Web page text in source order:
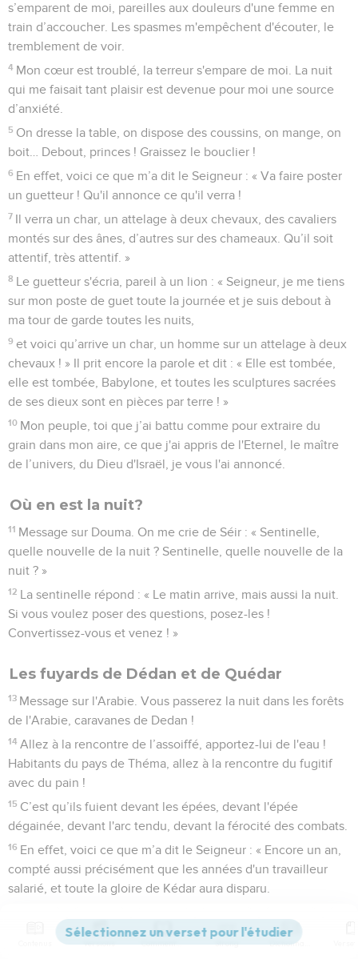
s’emparent de moi, pareilles aux douleurs d'une femme en
train d’accoucher. Les spasmes m'empêchent d'écouter, le
tremblement de voir.
4 Mon cœur est troublé, la terreur s'empare de moi. La nuit
qui me faisait tant plaisir est devenue pour moi une source
d’anxiété.
5 On dresse la table, on dispose des coussins, on mange, on
boit… Debout, princes ! Graissez le bouclier !
6 En effet, voici ce que m’a dit le Seigneur : « Va faire poster
un guetteur ! Qu'il annonce ce qu'il verra !
7 Il verra un char, un attelage à deux chevaux, des cavaliers
montés sur des ânes, d’autres sur des chameaux. Qu’il soit
attentif, très attentif. »
8 Le guetteur s'écria, pareil à un lion : « Seigneur, je me tiens
sur mon poste de guet toute la journée et je suis debout à
ma tour de garde toutes les nuits,
9 et voici qu’arrive un char, un homme sur un attelage à deux
chevaux ! » Il prit encore la parole et dit : « Elle est tombée,
elle est tombée, Babylone, et toutes les sculptures sacrées
de ses dieux sont en pièces par terre ! »
10 Mon peuple, toi que j’ai battu comme pour extraire du
grain dans mon aire, ce que j'ai appris de l'Eternel, le maître
de l’univers, du Dieu d'Israël, je vous l'ai annoncé.
Où en est la nuit?
11 Message sur Douma. On me crie de Séir : « Sentinelle,
quelle nouvelle de la nuit ? Sentinelle, quelle nouvelle de la
nuit ? »
12 La sentinelle répond : « Le matin arrive, mais aussi la nuit.
Si vous voulez poser des questions, posez-les !
Convertissez-vous et venez ! »
Les fuyards de Dédan et de Quédar
13 Message sur l'Arabie. Vous passerez la nuit dans les forêts
de l'Arabie, caravanes de Dedan !
14 Allez à la rencontre de l’assoiffé, apportez-lui de l'eau !
Habitants du pays de Théma, allez à la rencontre du fugitif
avec du pain !
15 C’est qu’ils fuient devant les épées, devant l'épée
dégainée, devant l'arc tendu, devant la férocité des combats.
16 En effet, voici ce que m’a dit le Seigneur : « Encore un an,
compté aussi précisément que les années d'un travailleur
salarié, et toute la gloire de Kédar aura disparu.
guerriers de Kédar. » C’est l'Eternel, le Dieu d'Israël, qui
Versions Commentaires Strong